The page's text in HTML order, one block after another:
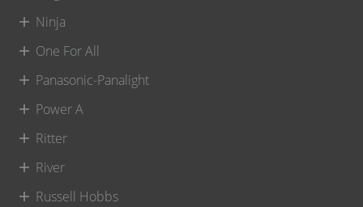
Ninja
One For All
Panasonic-Panalight
Power A
Ritter
River
Russell Hobbs